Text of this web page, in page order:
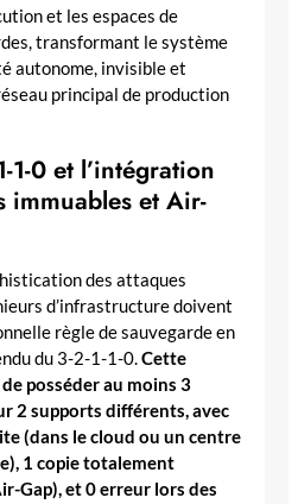
et les espaces de
transformant le système
autonome, invisible et
principal de production
1-0 et l’intégration
immuables et Air-
des attaques
d’infrastructure doivent
règle de sauvegarde en
du 3-2-1-1-0.Cette
posséder au moins 3
2 supports différents, avec
(dans le cloud ou un centre
1 copie totalement
Gap), et 0 erreur lors des